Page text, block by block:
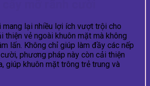
mang lại nhiều lợi ích vượt trội cho
thiện vẻ ngoài khuôn mặt mà không
lấn. Không chỉ giúp làm đầy các nếp
phương pháp này còn cải thiện
giúp khuôn mặt trông trẻ trung và